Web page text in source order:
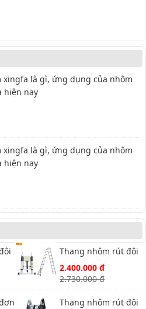
xingfa là gì, ứng dụng của nhôm
hiện nay
xingfa là gì, ứng dụng của nhôm
hiện nay
Thang nhôm rút đôi
Ameca AMI-380
1.9m chữ A
2.400.000 đ
2.730.000 đ
Thang nhôm rút đôi